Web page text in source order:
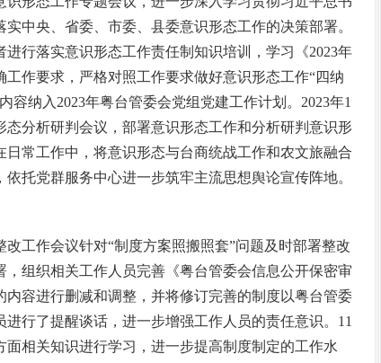
中央、省委、市委、县委意识形态工作的决策部署。
行落实意识形态工作责任制知识培训，学习《2023年
作要求，严格对照工作要求做好意识形态工作“四纳
纳入2023年粤台管委会党组党建工作计划。2023年1
分析研判会议，部署意识形态工作和分析研判意识形
日常工作中，将意识形态与台商统战工作和农文旅融合
托党群服务中心进一步筑牢主流思想舆论宣传阵地。
改工作会议针对“制度方案照搬照套”问题及时部署整改
，组织相关工作人员完善《粤台管委会信息公开保密审
容进行删减和调整，并将修订完善的制度以粤台管委
行了提醒谈话，进一步增强工作人员的责任意识。11
相关知识进行学习，进一步提高制度制定的工作水